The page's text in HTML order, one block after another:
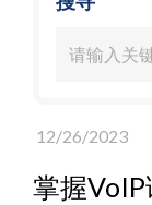
12/26/2023
掌握